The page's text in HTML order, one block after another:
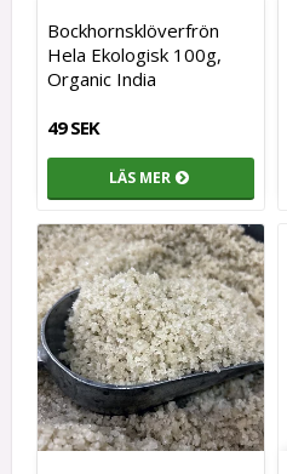
Bockhornsklöverfrön
Hela Ekologisk 100g,
Organic India
49 SEK
LÄS MER